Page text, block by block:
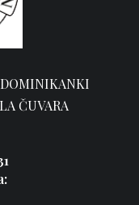
DOMINIKANKI
ČUVARA